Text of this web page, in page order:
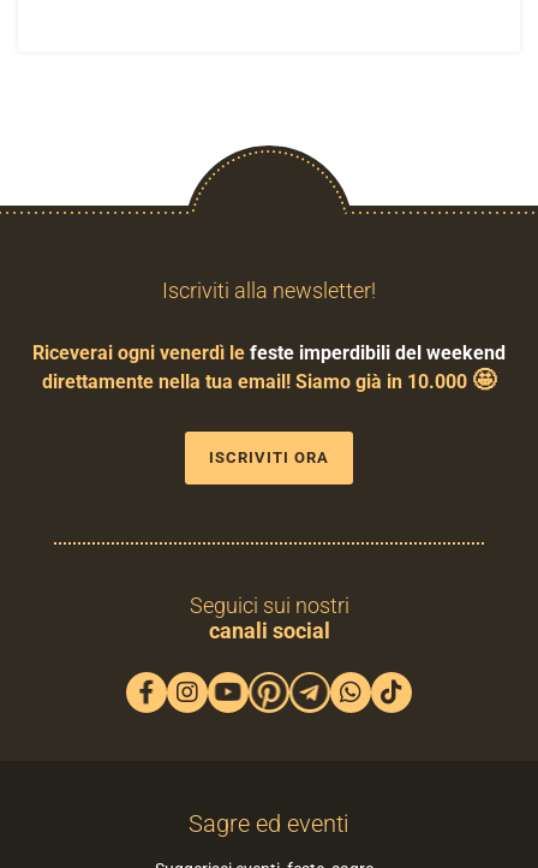
Iscriviti alla newsletter!
Riceverai ogni venerdì le feste imperdibili del weekend
direttamente nella tua email! Siamo già in 10.000 🤩
ISCRIVITI ORA
Seguici sui nostri
canali social
Sagre ed eventi